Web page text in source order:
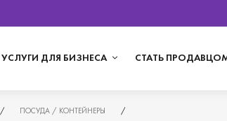
УСЛУГИ ДЛЯ БИЗНЕСА СТАТЬ
/ ПОСУДА / КОНТЕЙНЕРЫ
/